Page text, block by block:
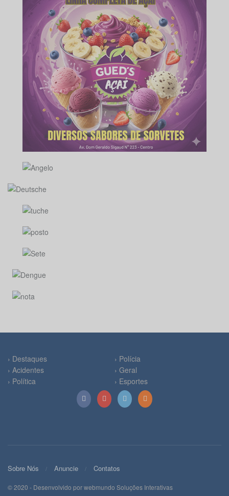
› Destaques
› Acidentes
› Política
› Polícia
› Geral
› Esportes
Sobre Nós Anuncie Contatos
© 2020 - Desenvolvido por webmundo Soluções Interativas